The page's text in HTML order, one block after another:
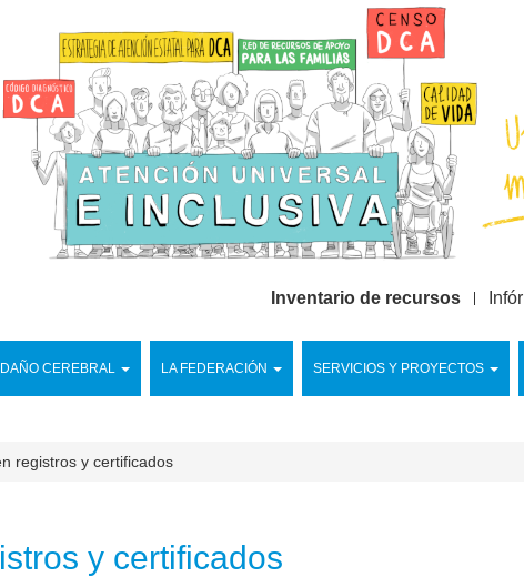
CEREBRAL LA FEDERACIÓN SERVICIOS Y PROYECTOS
Inventario de recursos
registros y certificados
y certificados